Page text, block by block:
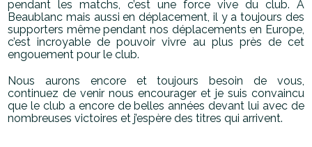
pendant les matchs, c’est une force vive du club. À
Beaublanc mais aussi en déplacement, il y a toujours des
supporters même pendant nos déplacements en Europe,
c’est incroyable de pouvoir vivre au plus près de cet
engouement pour le club.
Nous aurons encore et toujours besoin de vous,
continuez de venir nous encourager et je suis convaincu
que le club a encore de belles années devant lui avec de
nombreuses victoires et j’espère des titres qui arrivent.